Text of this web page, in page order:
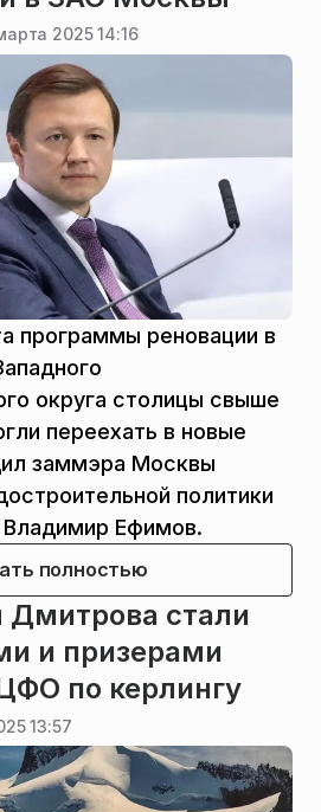
2025 14:16
программы реновации в
округа столицы свыше
переехать в новые
заммэра Москвы
политики
Владимир Ефимов.
полностью
стали
и призерами
по керлингу
13:57